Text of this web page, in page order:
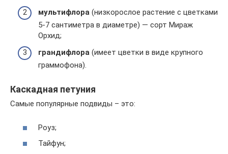
мультифлора (низкорослое растение с цветками
5-7 сантиметра в диаметре) — сорт Мираж
Орхид;
грандифлора (имеет цветки в виде крупного
граммофона).
Каскадная петуния
Самые популярные подвиды – это:
Роуз;
Тайфун;